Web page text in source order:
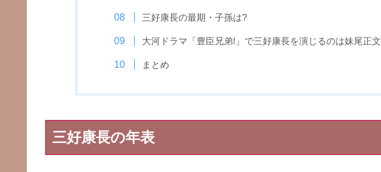
三好康長の最期・子孫は?
大河ドラマ「豊臣兄弟!」で三好康長を演じるのは妹尾正文
まとめ
三好康長の年表